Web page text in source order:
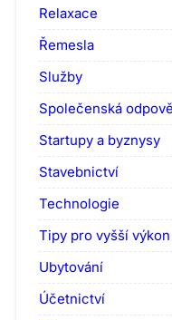
Relaxace
Řemesla
Služby
Společenská
Startupy a byznysy
Stavebnictví
Technologie
Tipy pro vyšší výkon
Ubytování
Účetnictví